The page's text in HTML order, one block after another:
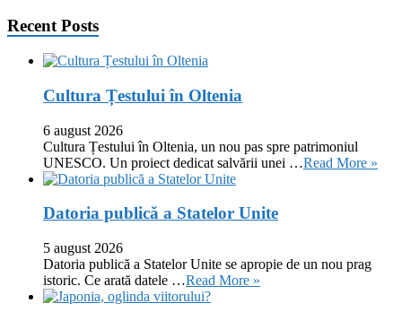
Recent Posts
Cultura Țestului în Oltenia
6 august 2026
Cultura Țestului în Oltenia, un nou pas spre patrimoniul
UNESCO. Un proiect dedicat salvării unei …Read More »
Datoria publică a Statelor Unite
5 august 2026
Datoria publică a Statelor Unite se apropie de un nou prag
istoric. Ce arată datele …Read More »